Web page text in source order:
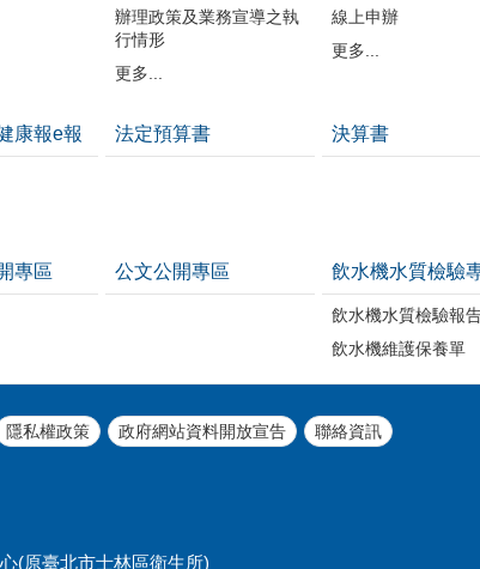
辦理政策及業務宣導之執
行情形
更多...
線上申辦
更多...
康報e報 法定預算書 決算書
專區 公文公開專區 飲水機水質檢驗
飲水機水質檢驗報
飲水機維護保養單
隱私權政策 政府網站資料開放宣告 聯絡資訊
(原臺北市士林區衛生所)